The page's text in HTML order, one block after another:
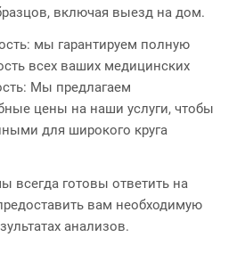
включая выезд на дом.
мы гарантируем полную
всех ваших медицинских
Мы предлагаем
цены на наши услуги, чтобы
для широкого круга
всегда готовы ответить на
вам необходимую
анализов.